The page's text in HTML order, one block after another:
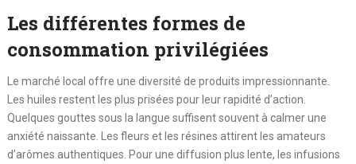
Les différentes formes de
consommation privilégiées
Le marché local offre une diversité de produits impressionnante.
Les huiles restent les plus prisées pour leur rapidité d’action.
Quelques gouttes sous la langue suffisent souvent à calmer une
anxiété naissante. Les fleurs et les résines attirent les amateurs
d’arômes authentiques. Pour une diffusion plus lente, les infusions